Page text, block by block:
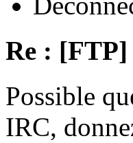
Re : [FTP]
Possible
IRC,